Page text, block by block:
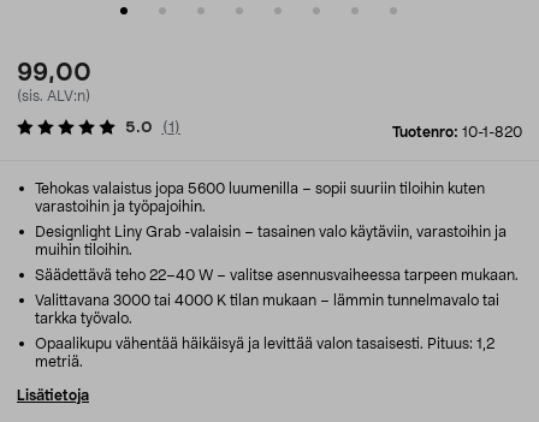
99,00
(sis. ALV:n)
Tuotenro: 10-1-820
5.0 (1 )
Tehokas valaistus jopa 5600 luumenilla – sopii suuriin tiloihin kuten
varastoihin ja työpajoihin.
Designlight Liny Grab -valaisin – tasainen valo käytäviin, varastoihin ja
muihin tiloihin.
Säädettävä teho 22–40 W – valitse asennusvaiheessa tarpeen mukaan.
Valittavana 3000 tai 4000 K tilan mukaan – lämmin tunnelmavalo tai
tarkka työvalo.
Opaalikupu vähentää häikäisyä ja levittää valon tasaisesti. Pituus: 1,2
metriä.
Lisätietoja